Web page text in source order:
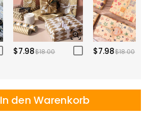
$7.98$18.00 $7.98$18.00
In den Warenkorb